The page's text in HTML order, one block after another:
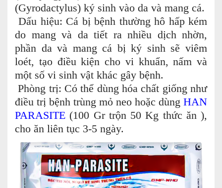
(Gyrodactylus) ký sinh vào da và mang cá.
Dấu hiệu: Cá bị bệnh thường hô hấp kém
do mang và da tiết ra nhiều dịch nhờn,
phần da và mang cá bị ký sinh sẽ viêm
loét, tạo điều kiện cho vi khuẩn, nấm và
một số vi sinh vật khác gây bệnh.
Phòng trị: Có thể dùng hóa chất giống như
điều trị bệnh trùng mỏ neo hoặc dùng HAN
PARASITE (100 Gr trộn 50 Kg thức ăn ),
cho ăn liên tục 3-5 ngày.